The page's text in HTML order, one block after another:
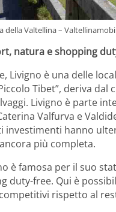
della Valtellina –
natura e shopping
Livigno è una delle
Tibet”, deriva
Livigno è parte
Valfurva e
investimenti hanno
più completa.
è famosa per il suo
duty-free. Qui è
rispetto al